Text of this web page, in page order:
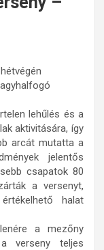
lehűlés és a
aktivitására, így
arcát mutatta a
jelentős
csapatok 80
a versenyt,
halat
a mezőny
verseny teljes